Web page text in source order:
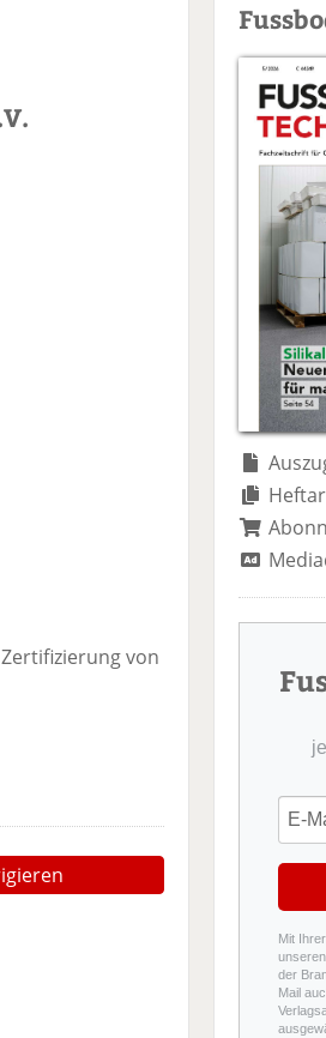
von
Mit
der
Mail